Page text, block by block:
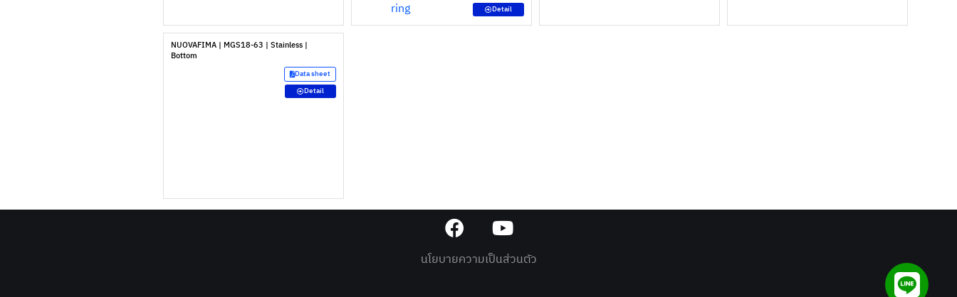
Detail
NUOVAFIMA | MGS18-63 | Stainless |
Bottom
Data sheet
Detail
นโยบายความเป็นส่วนตัว